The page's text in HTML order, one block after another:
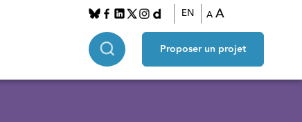
EN A A
Proposer un projet